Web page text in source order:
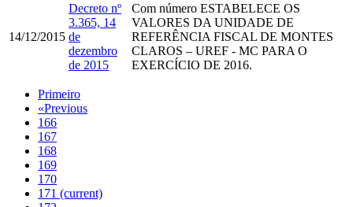
14/12/2015
Decreto nº
3.365, 14
de
dezembro
de 2015
Com número ESTABELECE OS
VALORES DA UNIDADE DE
REFERÊNCIA FISCAL DE MONTES
CLAROS – UREF - MC PARA O
EXERCÍCIO DE 2016.
Primeiro
«Previous
166
167
168
169
170
171 (current)